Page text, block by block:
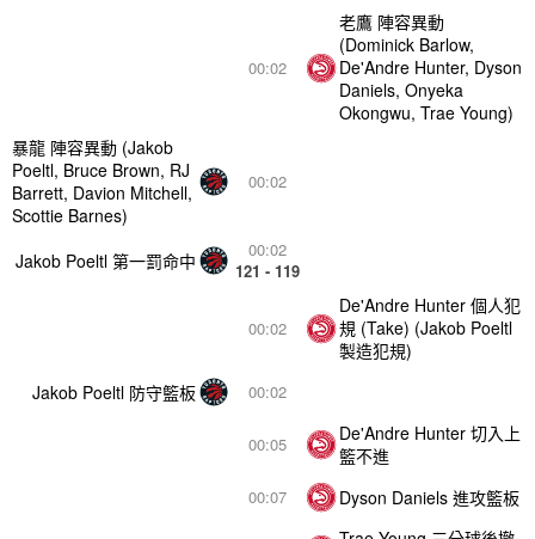
00:07 Dyson Daniels 進攻籃板
00:05
De'Andre Hunter 切入上
籃不進
00:02
Jakob Poeltl 防守籃板
00:02
De'Andre Hunter 個人犯
規 (Take) (Jakob Poeltl
製造犯規)
00:02
121 - 119
Jakob Poeltl 第一罰命中
00:02
暴龍 陣容異動 (Jakob
Poeltl, Bruce Brown, RJ
Barrett, Davion Mitchell,
Scottie Barnes)
00:02
老鷹 陣容異動
(Dominick Barlow,
De'Andre Hunter, Dyson
Daniels, Onyeka
Okongwu, Trae Young)